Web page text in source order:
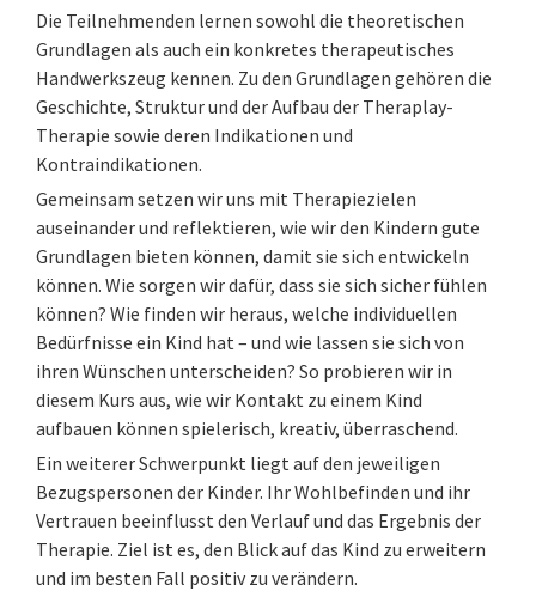
Die Teilnehmenden lernen sowohl die theoretischen
Grundlagen als auch ein konkretes therapeutisches
Handwerkszeug kennen. Zu den Grundlagen gehören die
Geschichte, Struktur und der Aufbau der Theraplay-
Therapie sowie deren Indikationen und
Kontraindikationen.
Gemeinsam setzen wir uns mit Therapiezielen
auseinander und reflektieren, wie wir den Kindern gute
Grundlagen bieten können, damit sie sich entwickeln
können. Wie sorgen wir dafür, dass sie sich sicher fühlen
können? Wie finden wir heraus, welche individuellen
Bedürfnisse ein Kind hat – und wie lassen sie sich von
ihren Wünschen unterscheiden? So probieren wir in
diesem Kurs aus, wie wir Kontakt zu einem Kind
aufbauen können spielerisch, kreativ, überraschend.
Ein weiterer Schwerpunkt liegt auf den jeweiligen
Bezugspersonen der Kinder. Ihr Wohlbefinden und ihr
Vertrauen beeinflusst den Verlauf und das Ergebnis der
Therapie. Ziel ist es, den Blick auf das Kind zu erweitern
und im besten Fall positiv zu verändern.